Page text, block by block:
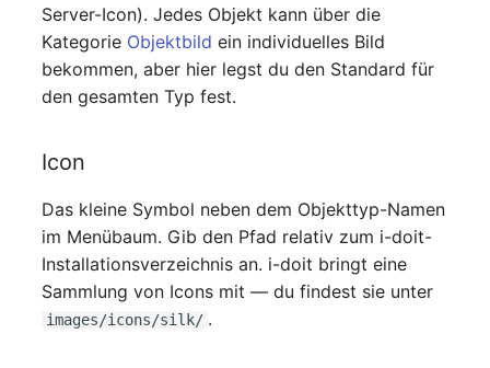
Version
Vertragszuweisung
Virtuelle Maschine
Virtuelle Maschine (Root)
Server-Icon). Jedes Objekt kann über die
Kategorie Objektbild ein individuelles Bild
bekommen, aber hier legst du den Standard für
den gesamten Typ fest.
Icon
Das kleine Symbol neben dem Objekttyp-Namen
im Menübaum. Gib den Pfad relativ zum i-doit-
Installationsverzeichnis an. i-doit bringt eine
Sammlung von Icons mit — du findest sie unter
images/icons/silk/ .